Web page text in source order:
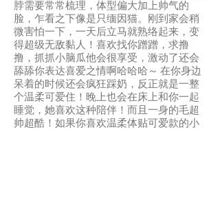
脖需要常常梳理，体型偏大加上帅气的
脸，乍看之下像是只缅因猫。刚到家会稍
微害怕一下，一天后立马就熟络起来，变
得超级无敌黏人！喜欢找你蹭蹭，求撸
撸，抓抓小脑瓜他会很享受，激动了还会
舔舔你表达喜爱之情啊哈哈哈～ 在你身边
呆着的时候还会疯狂踩奶，反正就是一整
个温柔可爱住！晚上也会在床上和你一起
睡觉，她喜欢这种陪伴！而且一身的毛超
帅超酷！如果你喜欢温柔体贴可爱款的小